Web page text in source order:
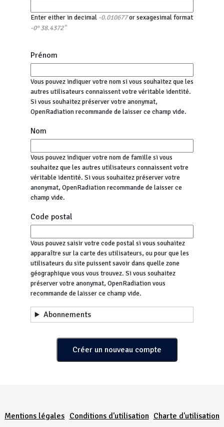
Enter either in decimal -0.010677or sexagesimal format
-0° 38.4372"
Prénom
Vous pouvez indiquer votre nom si vous souhaitez que les
autres utilisateurs connaissent votre véritable identité.
Si vous souhaitez préserver votre anonymat,
OpenRadiation recommande de laisser ce champ vide.
Nom
Vous pouvez indiquer votre nom de famille si vous
souhaitez que les autres utilisateurs connaissent votre
véritable identité. Si vous souhaitez préserver votre
anonymat, OpenRadiation recommande de laisser ce
champ vide.
Code postal
Vous pouvez saisir votre code postal si vous souhaitez
apparaître sur la carte des utilisateurs, ou pour que les
utilisateurs du site puissent savoir dans quelle zone
géographique vous vous trouvez. Si vous souhaitez
préserver votre anonymat, OpenRadiation vous
recommande de laisser ce champ vide.
Abonnements
Mentions légales Conditions d'utilisation Charte d'utilisation